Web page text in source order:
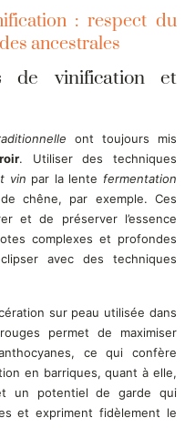
: respect du
ancestrales
de vinification et
ont toujours mis
. Utiliser des techniques
vin par la lentefermentation
chêne, par exemple. Ces
et de préserver l’essence
complexes et profondes
avec des techniques
sur peau utilisée dans
permet de maximiser
ce qui confère
en barriques, quant à elle,
un potentiel de garde qui
et expriment fidèlement le